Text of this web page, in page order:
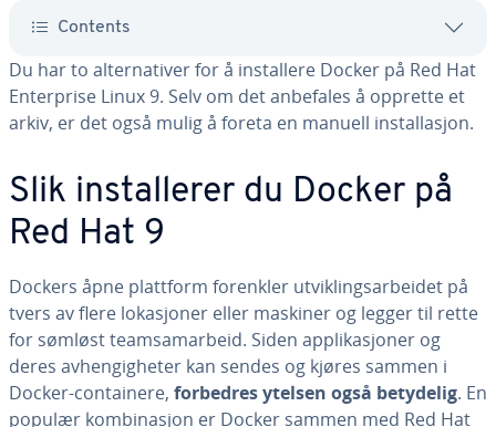
Contents
Du har to alternativer for å installere Docker på Red Hat
Enterprise Linux 9. Selv om det anbefales å opprette et
arkiv, er det også mulig å foreta en manuell installasjon.
Slik installerer du Docker på
Red Hat 9
Dockers åpne plattform forenkler utviklingsarbeidet på
tvers av flere lokasjoner eller maskiner og legger til rette
for sømløst teamsamarbeid. Siden applikasjoner og
deres avhengigheter kan sendes og kjøres sammen i
Docker-containere, forbedres ytelsen også betydelig. En
populær kombinasjon er Docker sammen med Red Hat